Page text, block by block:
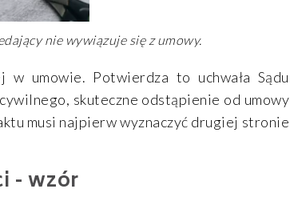
nie wywiązuje się z umowy.
w umowie. Potwierdza to uchwała Sądu
skuteczne odstąpienie od umowy
musi najpierw wyznaczyć drugiej stronie
- wzór